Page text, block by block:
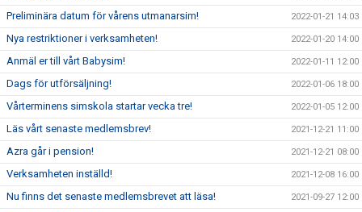
Preliminära datum för vårens utmanarsim! 2022-01-21 14:03
Nya restriktioner i verksamheten! 2022-01-20 14:00
Anmäl er till vårt Babysim! 2022-01-11 12:00
Dags för utförsäljning! 2022-01-06 18:00
Vårterminens simskola startar vecka tre! 2022-01-05 12:00
Läs vårt senaste medlemsbrev! 2021-12-21 11:00
Azra går i pension! 2021-12-21 08:00
Verksamheten inställd! 2021-12-08 16:00
Nu finns det senaste medlemsbrevet att läsa! 2021-09-27 12:00